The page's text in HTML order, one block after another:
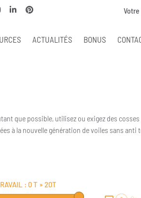
ACTUALITÉS BONUS
que possible, utilisez ou exigez des
à la nouvelle génération de voiles sans
: 0 T »20T